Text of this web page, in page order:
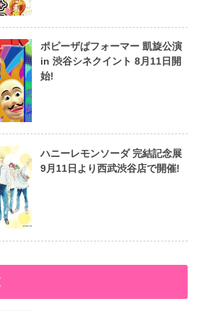
ポピーザぱフォーマー 凱旋公演
in 渋谷シネクイント 8月11日開
始!
ハニーレモンソーダ 完結記念展
9月11日より西武渋谷店で開催!